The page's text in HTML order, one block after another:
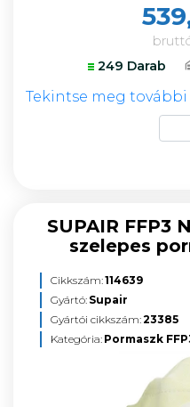
249 Darab
Tekintse meg
SUPAIR FFP3
szelepes
Cikkszám:114639
Gyártó: Supair
Gyártói cikkszám:23385
Kategória: Pormaszk